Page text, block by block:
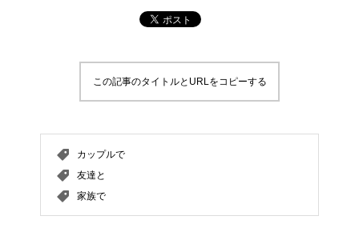
この記事のタイトルとURLをコピーする
カップルで
友達と
家族で